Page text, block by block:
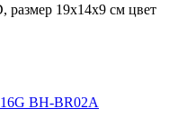
размер 19х14х9 см цвет